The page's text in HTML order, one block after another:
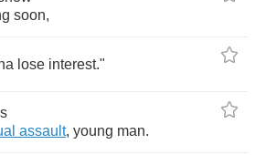
soon,
lose interest."
assault, young man.